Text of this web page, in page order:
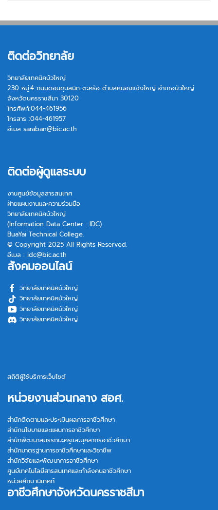
ติดต่อวิทยาลัย
วิทยาลัยเทคนิคบัวใหญ่
230 หมู่.4 ถนนดอนขุนสนิท-ตะคร้อ ตำบลหนองแจ้งใหญ่ อำเภอบัวใหญ่
จังหวัดนครราชสีมา 30120
โทรศัพท์:044-461956
โทรสาร :044-461957
อีเมล saraban@bic.ac.th
ติดต่อผู้ดูแลระบบ
งานศูนย์ข้อมูลสารสนเทศ
ฝ่ายแผนงานและความร่วมมือ
วิทยาลัยเทคนิคบัวใหญ่
(Information Data Center : IDC)
BuaYai Technical College.
© Copyright 2025 All Rights Reserved.
อีเมล : idc@bic.ac.th
สังคมออนไลน์
วิทยาลัยเทคนิคบัวใหญ่
วิทยาลัยเทคนิคบัวใหญ่
วิทยาลัยเทคนิคบัวใหญ่
วิทยาลัยเทคนิคบัวใหญ่
สถิติผู้ใช้บริการเว็บไซต์
หน่วยงานส่วนกลาง สอศ.
สำนักติดตามและประเมินผลการอาชีวศึกษา
สำนักนโยบายและแผนการอาชีวศึกษา
สำนักพัฒนาสมรรถนะครูและบุคลากรอาชีวศึกษา
สำนักมาตรฐานการอาชีวศึกษาและวิชาชีพ
สำนักวิจัยและพัฒนาการอาชีวศึกษา
ศูนย์เทคโนโลยีสารสนเทศและกำลังคนอาชีวศึกษา
หน่วยศึกษานิเทศก์
อาชีวศึกษาจังหวัดนครราชสีมา